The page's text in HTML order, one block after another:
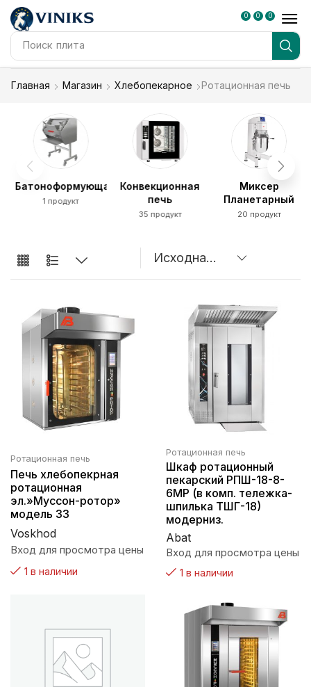
Поиск плита
0 0 0
Главная Магазин Хлебопекарное Ротационная печь
Батоноформующая
1 продукт
Конвекционная
печь
35 продукт
Миксер
Планетарный
20 продукт
Ротационная печь
Печь хлебопекрная
ротационная
эл.»Муссон-ротор»
модель 33
Voskhod
Вход для просмотра цены
1 в наличии
Ротационная печь
Шкаф ротационный
пекарский РПШ-18-8-
6МР (в комп. тележка-
шпилька ТШГ-18)
модерниз.
Abat
Вход для просмотра цены
1 в наличии